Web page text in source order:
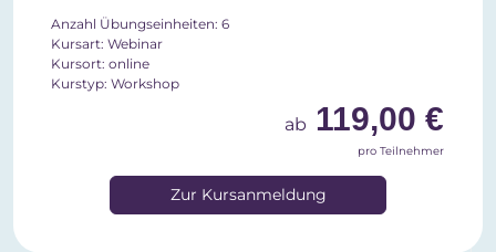
Anzahl Übungseinheiten: 6
Kursart: Webinar
Kursort: online
Kurstyp: Workshop
ab 119,00 €
pro Teilnehmer
Zur Kursanmeldung